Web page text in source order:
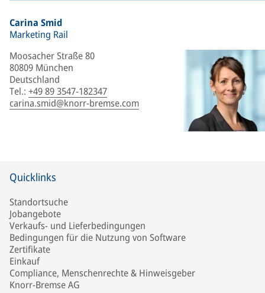
Carina Smid
Marketing Rail
Moosacher Straße 80
80809 München
Deutschland
Tel.: +49 89 3547-182347
carina.smid@knorr-bremse.com
Quicklinks
Standortsuche
Jobangebote
Verkaufs- und Lieferbedingungen
Bedingungen für die Nutzung von Software
Zertifikate
Einkauf
Compliance, Menschenrechte & Hinweisgeber
Knorr-Bremse AG